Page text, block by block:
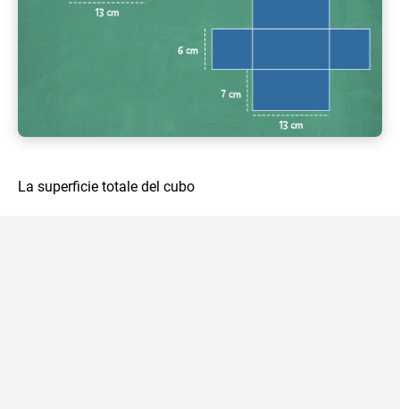
La superficie totale del cubo